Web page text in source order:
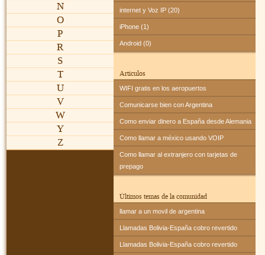
N
O
P
R
S
T
U
V
W
Y
Z
internet y Voz IP (20)
iPhone (1)
Android (0)
Artículos
WIFI gratis en los aeropuertos
Comunicarse bien con Argentina
Como enviar dinero a España desde Alemania
Como llamar a méxico usando VOIP
Como llamar al extranjero con tarjetas de
prepago
Últimos temas de la comunidad
llamar a un movil de argentina
Llamadas Bolivia-España cobro revertido
Llamadas Bolivia-España cobro revertido